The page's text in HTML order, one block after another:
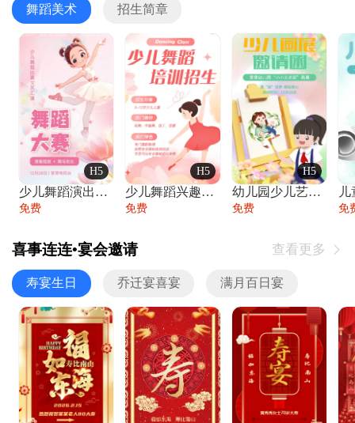
舞蹈美术 招生简章
H5
少儿舞蹈演出舞蹈比赛跳舞大赛文艺汇演活动
免费
H5
少儿舞蹈兴趣班艺术培训学校招生宣传
免费
H5
幼儿园少儿艺术展览绘画展摄影作品展美术展
免费 免
喜事连连•宴会邀请 查看更多 
寿宴生日 乔迁宴喜宴 满月百日宴